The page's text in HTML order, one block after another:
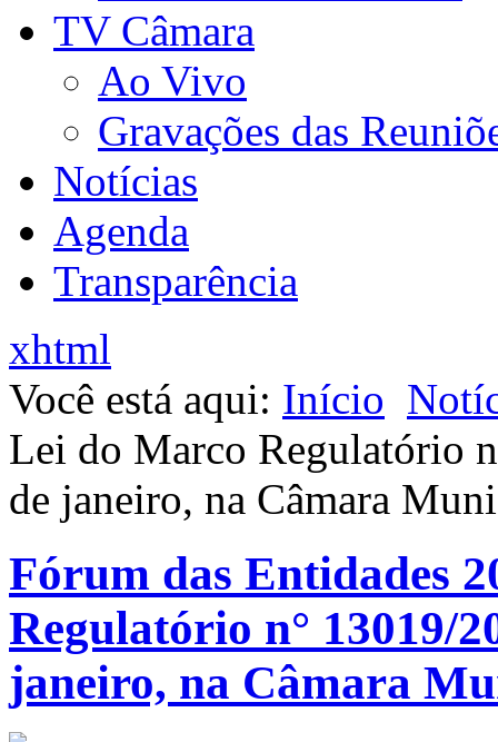
TV Câmara
Ao Vivo
Gravações das
Notícias
Agenda
Transparência
xhtml
Você está aqui: Início
Lei do Marco Regulatório
de janeiro, na Câmara
Fórum das Entidades
Regulatório n° 13019/
janeiro, na Câmara